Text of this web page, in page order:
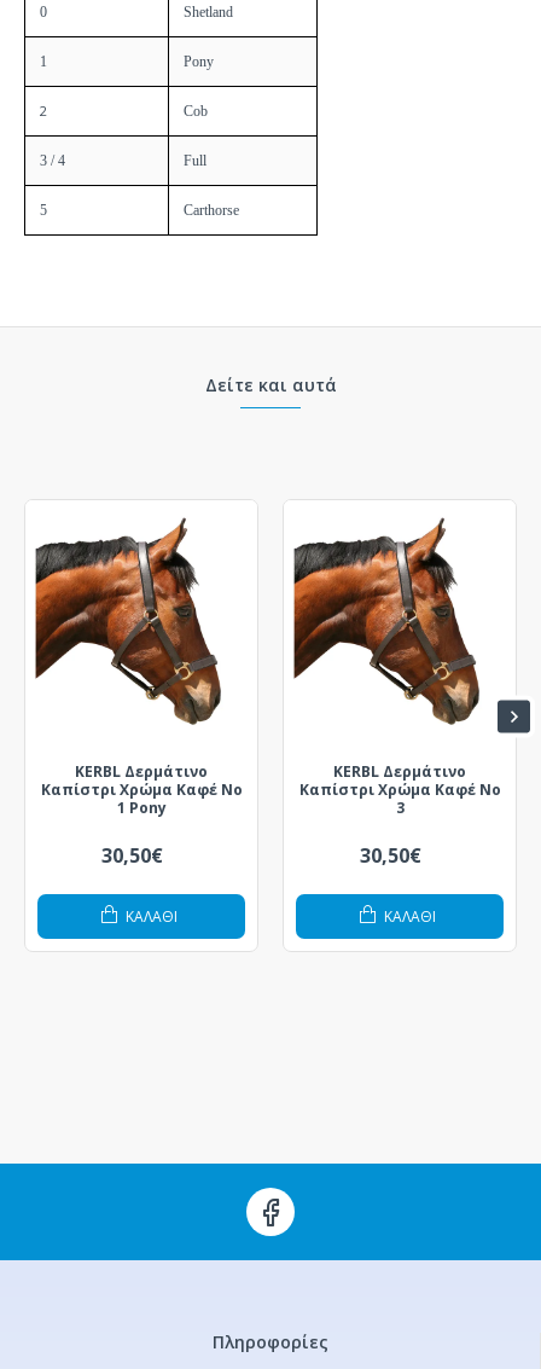
0 Shetland
1 Pony
2 Cob
3 / 4 Full
5 Carthorse
Δείτε και αυτά
KERBL Δερμάτινο
Καπίστρι Χρώμα Καφέ Νο
1 Pony
30,50€
ΚΑΛΆΘΙ
KERBL Δερμάτινο
Καπίστρι Χρώμα Καφέ Νο
3
30,50€
ΚΑΛΆΘΙ
Πληροφορίες